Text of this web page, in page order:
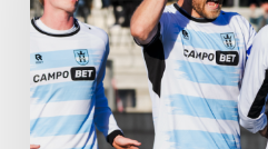
begynder
FC
Helsingør